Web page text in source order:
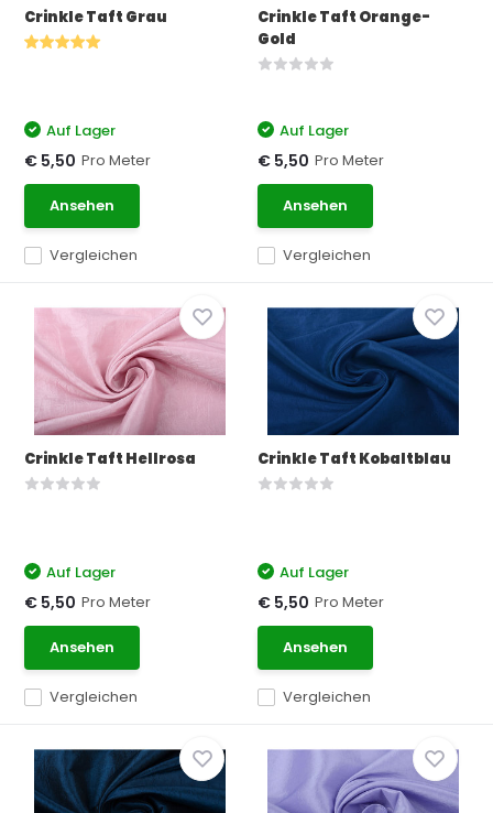
Crinkle Taft Grau
Vergleichen
Auf Lager
€ 5,50 Pro Meter
Ansehen
Crinkle Taft Orange-
Gold
Vergleichen
Auf Lager
€ 5,50 Pro Meter
Ansehen
Crinkle Taft Hellrosa
Vergleichen
Auf Lager
€ 5,50 Pro Meter
Ansehen
Crinkle Taft Kobaltblau
Vergleichen
Auf Lager
€ 5,50 Pro Meter
Ansehen